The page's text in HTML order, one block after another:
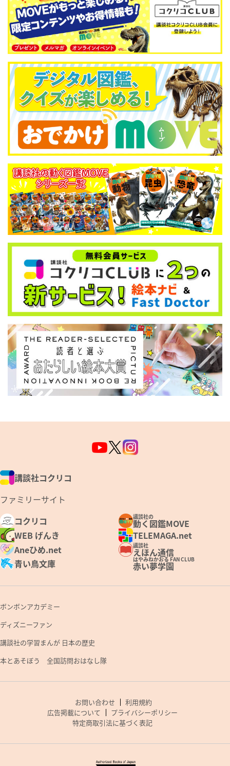
講談社コクリコ
ファミリーサイト
コクリコ
講談社の
動く図鑑MOVE
WEB げんき
TELEMAGA.net
Aneひめ.net
講談社
えほん通信
青い鳥文庫
はやみねかおる FAN CLUB
赤い夢学園
ボンボンアカデミー
ディズニーファン
講談社の学習まんが 日本の歴史
本とあそぼう 全国訪問おはなし隊
お問い合わせ
利用規約
広告掲載について
プライバシーポリシー
特定商取引法に基づく表記